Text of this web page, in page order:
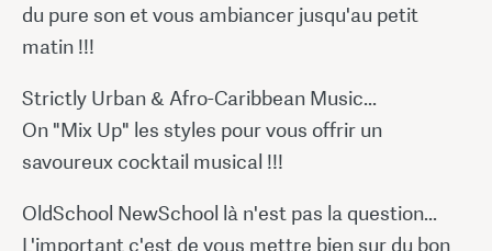
du pure son et vous ambiancer jusqu'au petit
matin !!!
Strictly Urban & Afro-Caribbean Music...
On "Mix Up" les styles pour vous offrir un
savoureux cocktail musical !!!
OldSchool NewSchool là n'est pas la question...
L'important c'est de vous mettre bien sur du bon